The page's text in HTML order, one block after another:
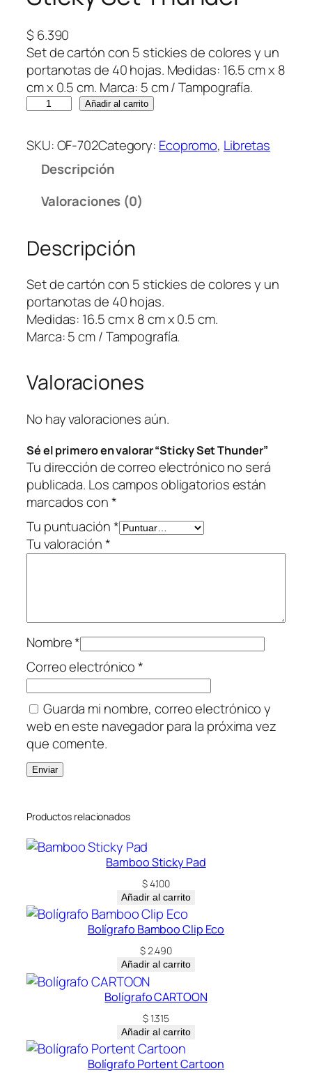
$ 6.390
Set de cartón con 5 stickies de colores y un
portanotas de 40 hojas. Medidas: 16.5 cm x 8
cm x 0.5 cm. Marca: 5 cm / Tampografía.
i
c
t
T
h
u
n
d
c
n
i
d
a
d
Añadir al carrito
SKU:OF-702Category: Ecopromo, Libretas
Descripción
Valoraciones (0)
Descripción
Set de cartón con 5 stickies de colores y un
portanotas de 40 hojas.
Medidas: 16.5 cm x 8 cm x 0.5 cm.
Marca: 5 cm / Tampografía.
Valoraciones
No hay valoraciones aún.
Sé el primero en valorar “Sticky Set Thunder”
Tu dirección de correo electrónico no será
publicada. Los campos obligatorios están
marcados con*
Tu puntuación*
Tu valoración*
Nombre*
Correo electrónico*
Guarda mi nombre, correo electrónico y
web en este navegador para la próxima vez
que comente.
Productos relacionados
Bamboo Sticky Pad
$4.100
Añadir al carrito
Bolígrafo Bamboo Clip Eco
$2.490
Añadir al carrito
Bolígrafo CARTOON
$1.315
Añadir al carrito
Bolígrafo Portent Cartoon